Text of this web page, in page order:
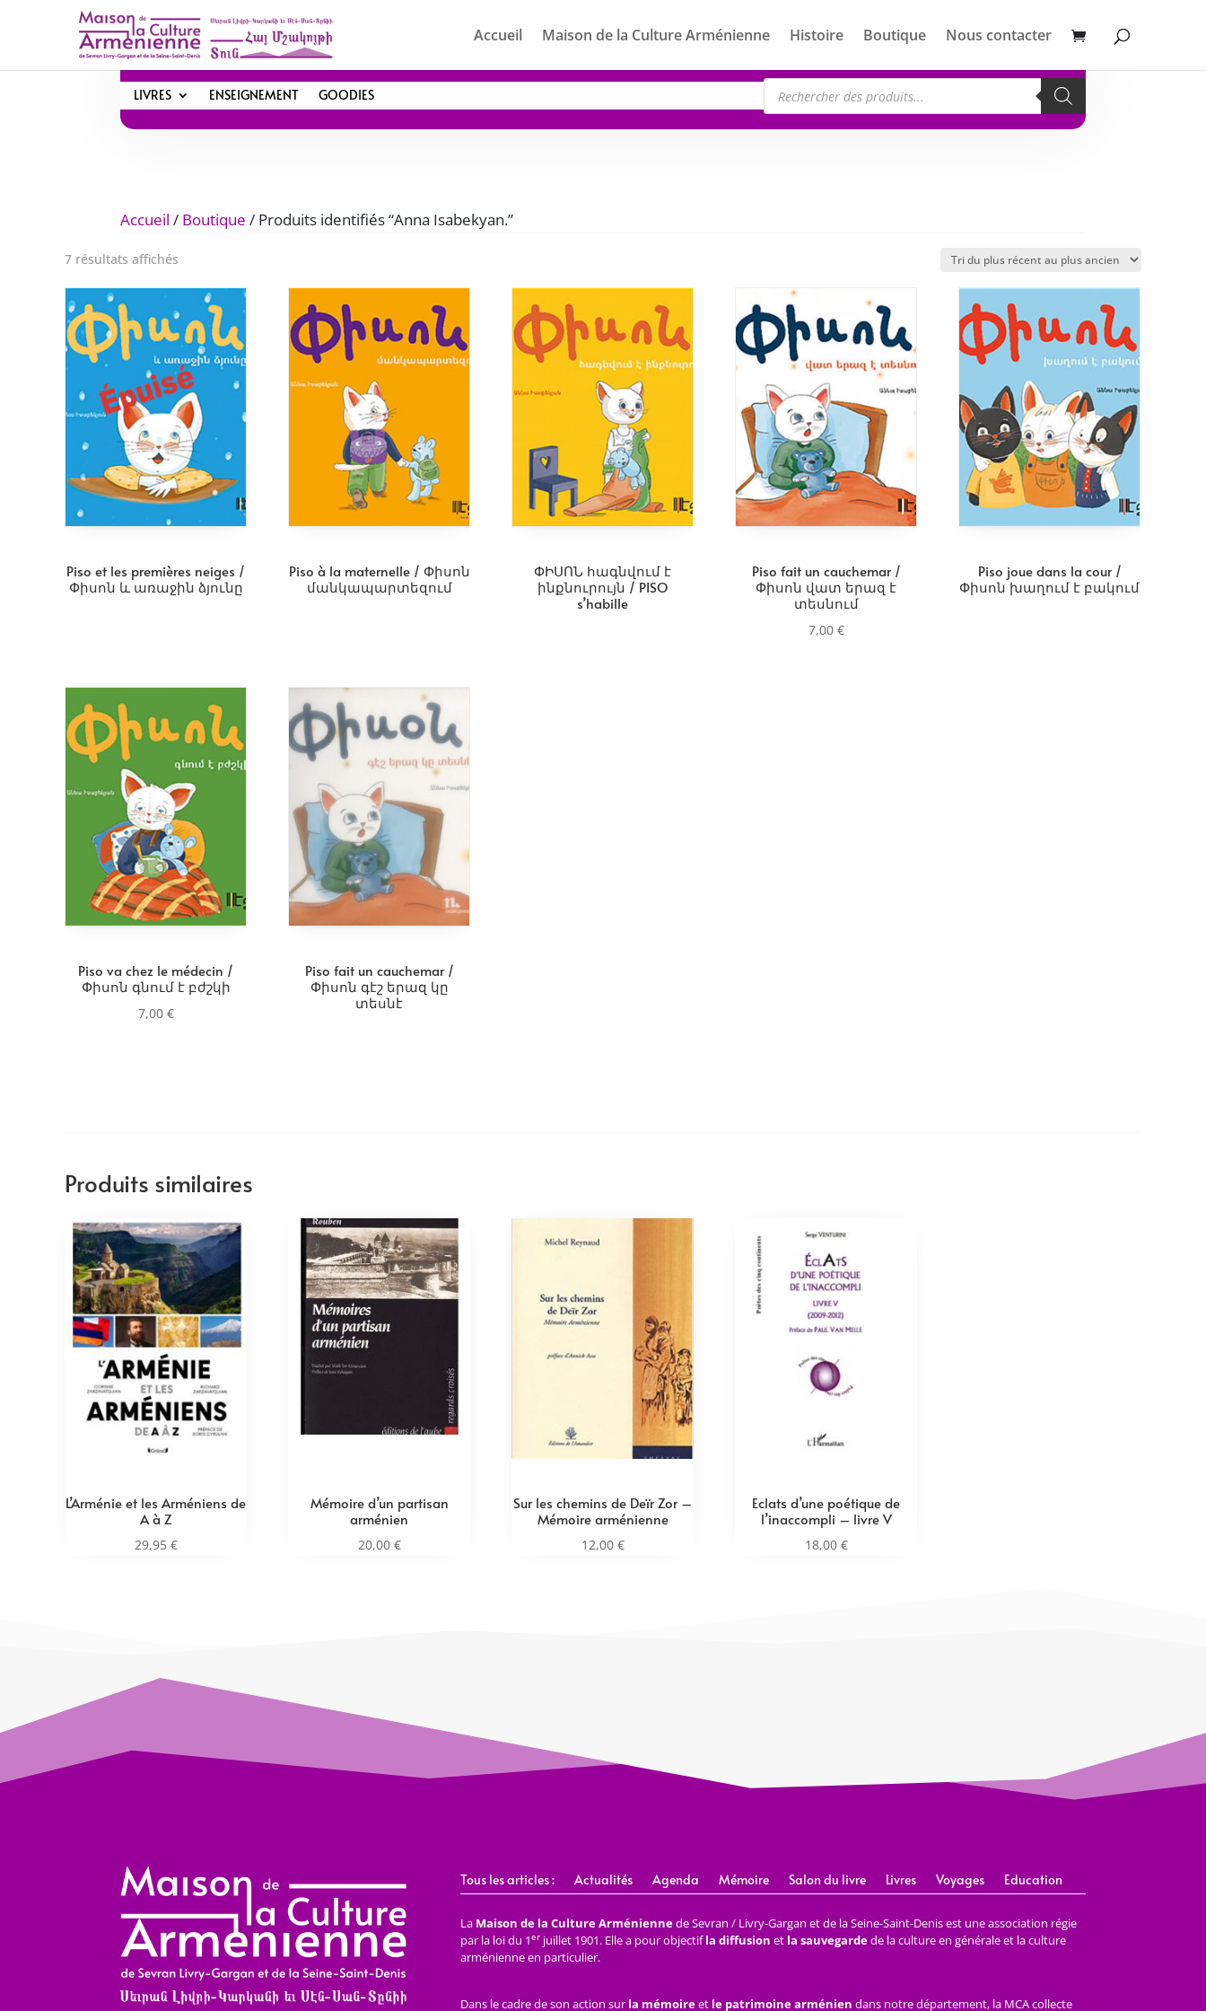
Accueil Maison de la Culture Arménienne Histoire Boutique Nous contacter
LIVRES ENSEIGNEMENT GOODIES Recherche
de
produits
Accueil / Boutique / Produits identifiés “Anna Isabekyan.”
7 résultats affichés
récent
au
plus
ancien
Piso et les premières neiges /
Փիսոն և առաջին ձյունը
Piso à la maternelle / Փիսոն
մանկապարտեզում
ՓԻՍՈՆ հագնվում է
ինքնուրույն / PISO
s’habille
Piso fait un cauchemar /
Փիսոն վատ երազ է
տեսնում
7,00 €
Piso joue dans la cour /
Փիսոն խաղում է բակում
Piso va chez le médecin /
Փիսոն գնում է բժշկի
7,00 €
Piso fait un cauchemar /
Փիսոն գէշ երազ կը
տեսնէ
Produits similaires
L’Arménie et les Arméniens de
A à Z
29,95 €
Mémoire d’un partisan
arménien
20,00 €
Sur les chemins de Deïr Zor –
Mémoire arménienne
12,00 €
Eclats d’une poétique de
l’inaccompli – livre V
18,00 €
Tous les articles : Actualités Agenda Mémoire Salon du livre Livres Voyages Education
La Maison de la Culture Arméniennede Sevran / Livry-Gargan et de la Seine-Saint-Denis est une association régie
par la loi du 1erjuillet 1901. Elle a pour objectifla diffusion et la sauvegardede la culture en générale et la culture
arménienne en particulier.
Dans le cadre de son action sur la mémoireet le patrimoine arménien dans notre département, la MCA collecte